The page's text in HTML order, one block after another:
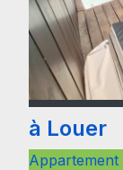
à Louer
Appartement